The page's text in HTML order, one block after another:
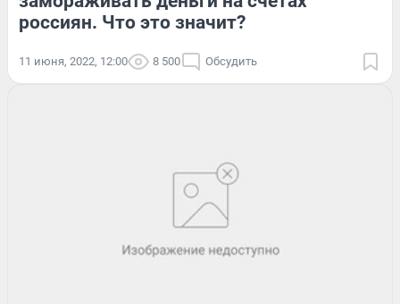
россиян. Что это значит?
11 июня, 2022, 12:00 8 500 Обсудить